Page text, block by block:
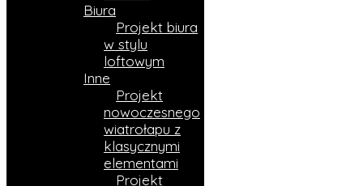
Biura
Projekt biura
w stylu
loftowym
Inne
Projekt
nowoczesnego
wiatrołapu z
klasycznymi
elementami
Projekt